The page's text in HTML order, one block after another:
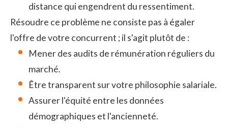
distance qui engendrent du ressentiment.
Résoudre ce problème ne consiste pas à égaler
l'offre de votre concurrent ; il s'agit plutôt de :
Mener des audits de rémunération réguliers du
marché.
Être transparent sur votre philosophie salariale.
Assurer l'équité entre les données
démographiques et l'ancienneté.